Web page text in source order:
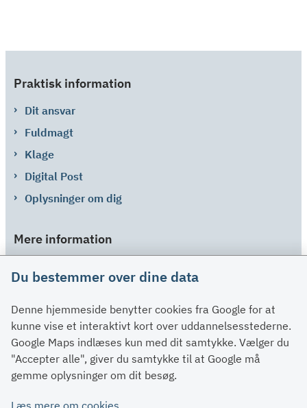
Praktisk information
Dit ansvar
Fuldmagt
Klage
Digital Post
Oplysninger om dig
Mere information
Spørgsmål og svar
Kontakt
Paragraffer
Du bestemmer over dine data
Denne hjemmeside benytter cookies fra Google for at
kunne vise et interaktivt kort over uddannelsesstederne.
Google Maps indlæses kun med dit samtykke. Vælger du
"Accepter alle", giver du samtykke til at Google må
gemme oplysninger om dit besøg.
Læs mere om cookies